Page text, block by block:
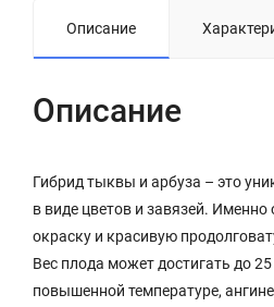
Описание
Описание
Гибрид тыквы и арбуза – это
в виде цветов и завязей.
окраску и красивую
Вес плода может достигать до
повышенной температуре,